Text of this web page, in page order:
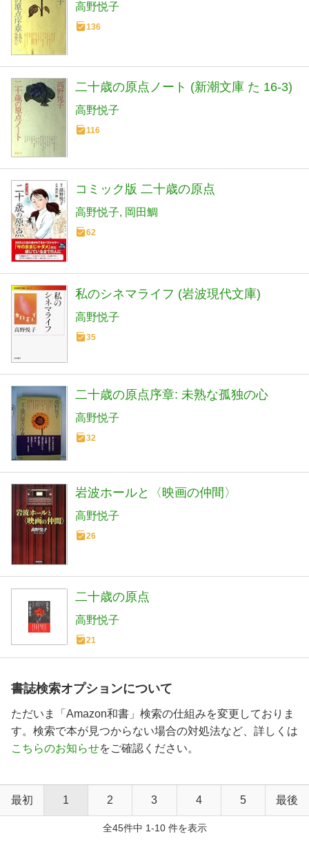
高野悦子
136
二十歳の原点ノート (新潮文庫 た 16-3)
高野悦子
116
コミック版 二十歳の原点
高野悦子 岡田鯛
62
私のシネマライフ (岩波現代文庫)
高野悦子
35
二十歳の原点序章: 未熟な孤独の心
高野悦子
32
岩波ホールと〈映画の仲間〉
高野悦子
26
二十歳の原点
高野悦子
21
書誌検索オプションについて
ただいま「Amazon和書」検索の仕組みを変更しておりま
す。検索で本が見つからない場合の対処法など、詳しくは
こちらのお知らせをご確認ください。
最初 1 2 3 4 5 最後
全45件中 1-10 件を表示